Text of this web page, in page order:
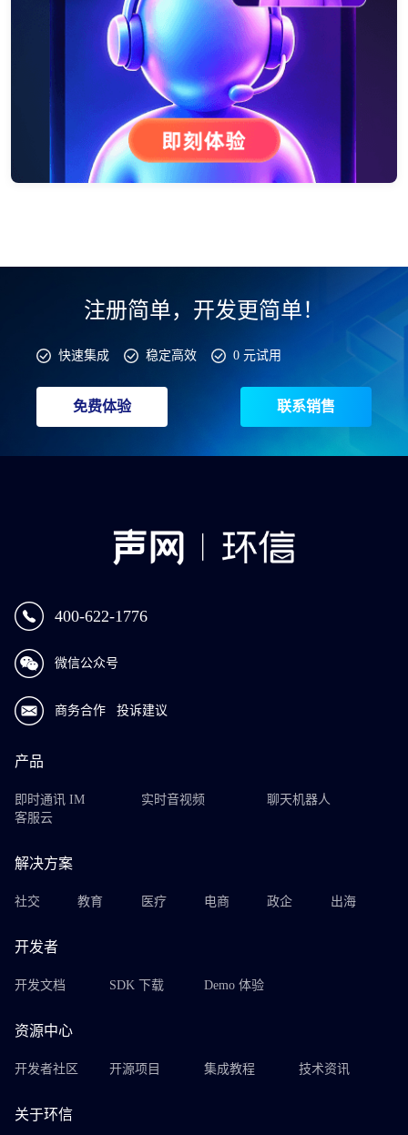
注册简单，开发更简单！
快速集成 稳定高效 0 元试用
免费体验 联系销售
400-622-1776
微信公众号
商务合作 投诉建议
产品
即时通讯 IM 实时音视频
聊天机器人
客服云
解决方案
社交 教育 医疗 电商 政企 出海
开发者
开发文档 SDK 下载 Demo 体验
资源中心
开发者社区 开源项目 集成教程 技术资讯
关于环信